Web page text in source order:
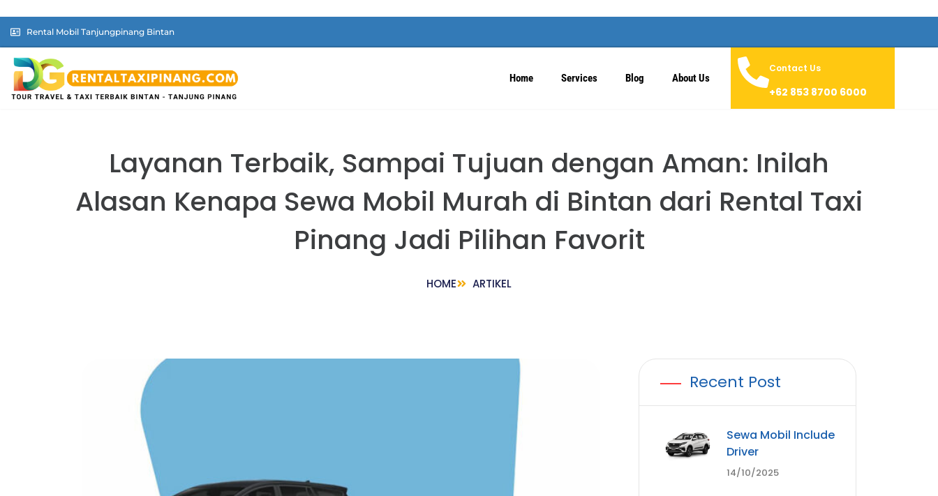
Rental Mobil Tanjungpinang Bintan
Home Services Blog About Us
Contact Us
+62 853 8700 6000
Layanan Terbaik, Sampai Tujuan dengan Aman: Inilah
Alasan Kenapa Sewa Mobil Murah di Bintan dari Rental Taxi
Pinang Jadi Pilihan Favorit
HOME ARTIKEL
Recent Post
Sewa Mobil Include
Driver
14/10/2025